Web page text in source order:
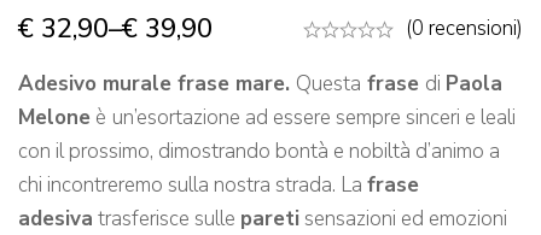
€ 32,90–€ 39,90
(0 recensioni)
Adesivo murale frase mare. Questa frase di Paola
Melone è un’esortazione ad essere sempre sinceri e leali
con il prossimo, dimostrando bontà e nobiltà d’animo a
chi incontreremo sulla nostra strada. La frase
adesiva trasferisce sulle pareti sensazioni ed emozioni